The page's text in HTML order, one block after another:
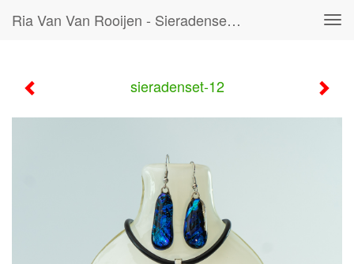
Ria Van Van Rooijen - Sieradenset-12
sieradenset-12